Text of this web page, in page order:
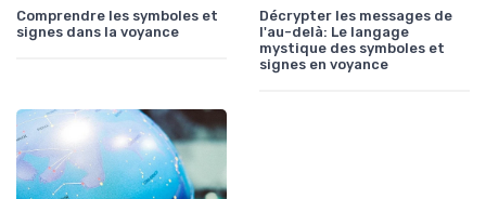
Comprendre les symboles et
signes dans la voyance
Décrypter les messages de
l'au-delà: Le langage
mystique des symboles et
signes en voyance